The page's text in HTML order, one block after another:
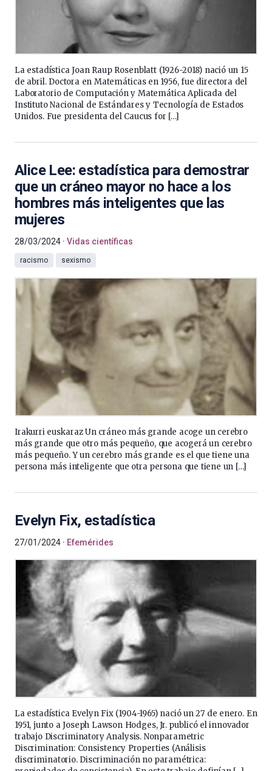
La estadística Joan Raup Rosenblatt (1926-2018) nació un 15
de abril. Doctora en Matemáticas en 1956, fue directora del
Laboratorio de Computación y Matemática Aplicada del
Instituto Nacional de Estándares y Tecnología de Estados
Unidos. Fue presidenta del Caucus for […]
Alice Lee: estadística para demostrar
que un cráneo mayor no hace a los
hombres más inteligentes que las
mujeres
28/03/2024 Vidas científicas
racismo sexismo
Irakurri euskaraz Un cráneo más grande acoge un cerebro
más grande que otro más pequeño, que acogerá un cerebro
más pequeño. Y un cerebro más grande es el que tiene una
persona más inteligente que otra persona que tiene un […]
Evelyn Fix, estadística
27/01/2024 Efemérides
La estadística Evelyn Fix (1904-1965) nació un 27 de enero.​ En
1951, junto a Joseph Lawson Hodges, Jr. publicó el innovador
trabajo Discriminatory Analysis. Nonparametric
Discrimination: Consistency Properties (Análisis
discriminatorio. Discriminación no paramétrica: